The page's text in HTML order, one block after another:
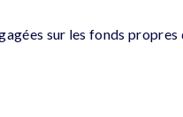
sur les fonds propres